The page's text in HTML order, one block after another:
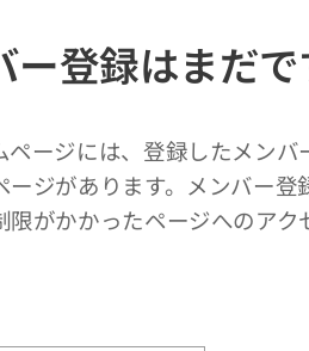
ー登録はまだで
ページには、登録したメンバ
ージがあります。メンバー登
限がかかったページへのアク